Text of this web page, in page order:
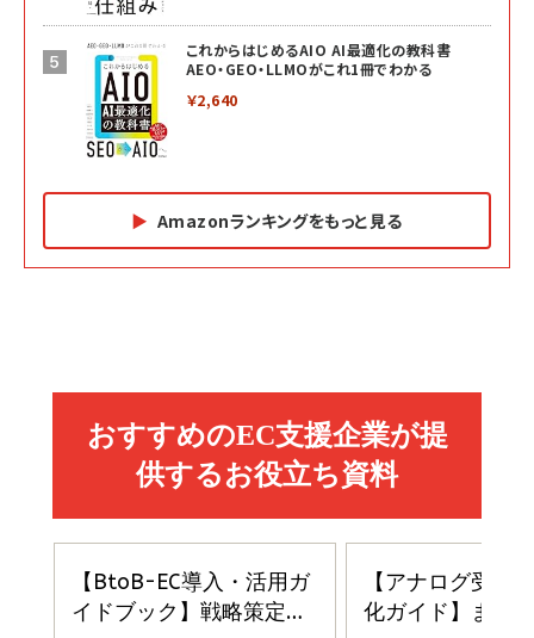
これからはじめるAIO AI最適化の教科書
AEO・GEO・LLMOがこれ1冊でわかる
￥2,640
Amazonランキングをもっと見る
副業
￥1,870
小さな会社は戦略が9割
ドリルを売るには穴を売れ
￥1,815
カラダ2026／宮舘涼太]
￥880
anan(アンアン)2026/06/24号 No.2500増刊
スペシャルエディション[王道エンタメの矜持／
￥1,100
anan(アンアン)2026/07/08号 No.2502[2026
年後半、あなたの恋と運命／山田涼介]
イシューからはじめよ［改訂版］――知的生産の「シンプ
ルな本質」
￥2,200
経営メモ 16年の起業家人生で得た知見
￥2,750